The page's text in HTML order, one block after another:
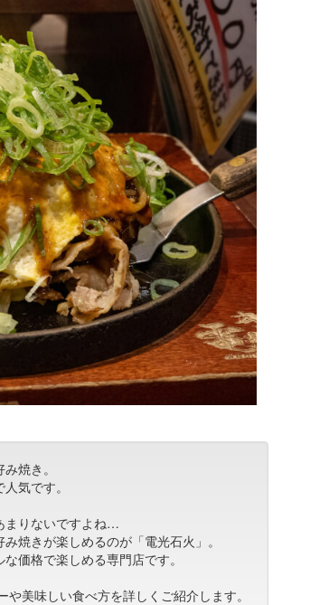
焼き。
気です。
まりないですよね…
焼きが楽しめるのが「電光石火」。
価格で楽しめる専門店です。
美味しい食べ方を詳しくご紹介します。